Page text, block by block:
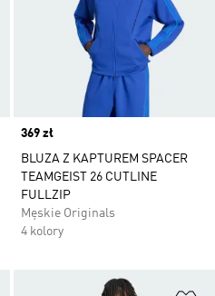
Price
369 zł
BLUZA Z KAPTUREM SPACER
TEAMGEIST 26 CUTLINE
FULLZIP
Męskie Originals
4 kolory